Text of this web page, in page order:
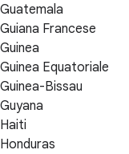
Guatemala
Guiana Francese
Guinea
Guinea Equatoriale
Guinea-Bissau
Guyana
Haiti
Honduras